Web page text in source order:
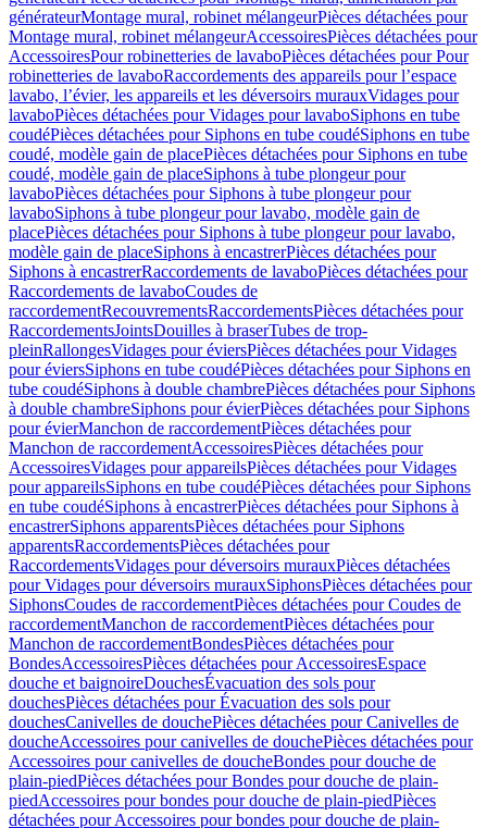
générateurMontage mural, robinet mélangeurPièces détachées pour
Montage mural, robinet mélangeurAccessoiresPièces détachées pour
AccessoiresPour robinetteries de lavaboPièces détachées pour Pour
robinetteries de lavaboRaccordements des appareils pour l’espace
lavabo, l’évier, les appareils et les déversoirs murauxVidages pour
lavaboPièces détachées pour Vidages pour lavaboSiphons en tube
coudéPièces détachées pour Siphons en tube coudéSiphons en tube
coudé, modèle gain de placePièces détachées pour Siphons en tube
coudé, modèle gain de placeSiphons à tube plongeur pour
lavaboPièces détachées pour Siphons à tube plongeur pour
lavaboSiphons à tube plongeur pour lavabo, modèle gain de
placePièces détachées pour Siphons à tube plongeur pour lavabo,
modèle gain de placeSiphons à encastrerPièces détachées pour
Siphons à encastrerRaccordements de lavaboPièces détachées pour
Raccordements de lavaboCoudes de
raccordementRecouvrementsRaccordementsPièces détachées pour
RaccordementsJointsDouilles à braserTubes de trop-
pleinRallongesVidages pour éviersPièces détachées pour Vidages
pour éviersSiphons en tube coudéPièces détachées pour Siphons en
tube coudéSiphons à double chambrePièces détachées pour Siphons
à double chambreSiphons pour évierPièces détachées pour Siphons
pour évierManchon de raccordementPièces détachées pour
Manchon de raccordementAccessoiresPièces détachées pour
AccessoiresVidages pour appareilsPièces détachées pour Vidages
pour appareilsSiphons en tube coudéPièces détachées pour Siphons
en tube coudéSiphons à encastrerPièces détachées pour Siphons à
encastrerSiphons apparentsPièces détachées pour Siphons
apparentsRaccordementsPièces détachées pour
RaccordementsVidages pour déversoirs murauxPièces détachées
pour Vidages pour déversoirs murauxSiphonsPièces détachées pour
SiphonsCoudes de raccordementPièces détachées pour Coudes de
raccordementManchon de raccordementPièces détachées pour
Manchon de raccordementBondesPièces détachées pour
BondesAccessoiresPièces détachées pour AccessoiresEspace
douche et baignoireDouchesÉvacuation des sols pour
douchesPièces détachées pour Évacuation des sols pour
douchesCanivelles de douchePièces détachées pour Canivelles de
doucheAccessoires pour canivelles de douchePièces détachées pour
Accessoires pour canivelles de doucheBondes pour douche de
plain-piedPièces détachées pour Bondes pour douche de plain-
piedAccessoires pour bondes pour douche de plain-piedPièces
détachées pour Accessoires pour bondes pour douche de plain-